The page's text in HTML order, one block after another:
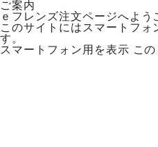
ご案内
ｅフレンズ注文ページへよう
このサイトにはスマートフォ
す。
スマートフォン用を表示 こ